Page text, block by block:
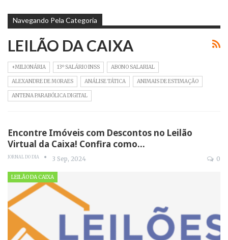
Navegando Pela Categoria
LEILÃO DA CAIXA
+MILIONÁRIA 13º SALÁRIO INSS ABONO SALARIAL
ALEXANDRE DE MORAES ANÁLISE TÁTICA ANIMAIS DE ESTIMAÇÃO
ANTENA PARABÓLICA DIGITAL
Encontre Imóveis com Descontos no Leilão
Virtual da Caixa! Confira como…
JORNAL DO DIA 3 Sep, 2024 0
LEILÃO DA CAIXA